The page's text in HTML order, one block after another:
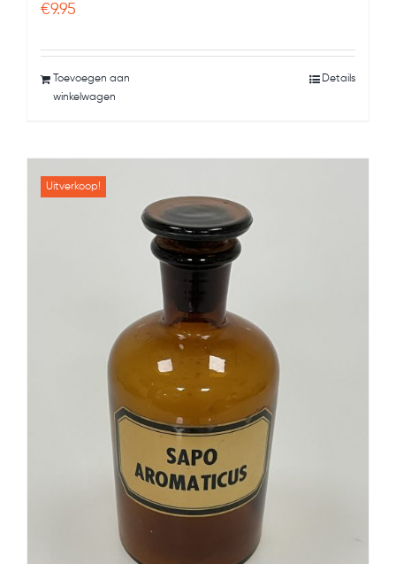
€9.95
Toevoegen aan
winkelwagen
Details
Uitverkoop!